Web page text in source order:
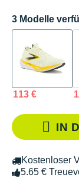
3 Modelle
113 €
IN
Kostenloser
5.65 €